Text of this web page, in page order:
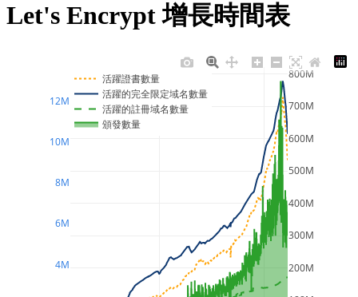
Let's Encrypt 增長時間表
200M
300M
400M
500M
600M
700M
800M
4M
6M
8M
10M
12M
活躍證書數量
活躍的完全限定域名數量
活躍的註冊域名數量
頒發數量